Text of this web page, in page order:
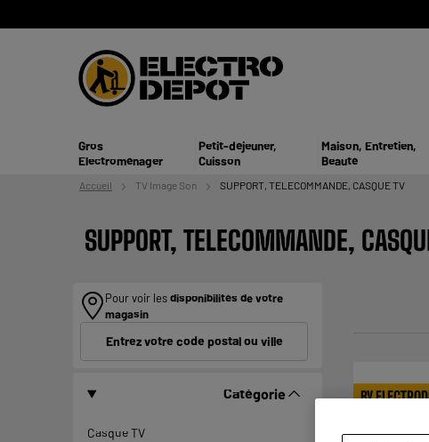
Gros
Electroménager
Petit-déjeuner,
Cuisson
Maison, Entretien,
Beauté
Accueil TV Image Son SUPPORT, TELECOMMANDE, CASQUE TV
SUPPORT, TELECOMMANDE,
Pour voir lesdisponibilités de votre
magasin
Entrez votre code postal ou ville
Catégorie
Casque TV
BY